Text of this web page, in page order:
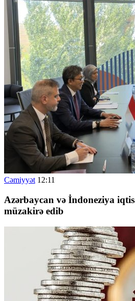
Cəmiyyət 12:11
Azərbaycan və İndoneziya
müzakirə edib